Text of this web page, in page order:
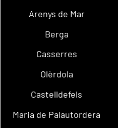
Arenys de Mar
Berga
Casserres
Olèrdola
Castelldefels
Maria de Palautordera